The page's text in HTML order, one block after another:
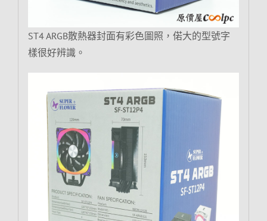
ST4 ARGB散熱器封面有彩色圖照，偌大的型號字
樣很好辨識。